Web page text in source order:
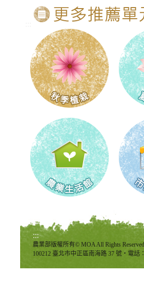
:::
農業部版權所有© MOA All Rights Reserved
100212 臺北市中正區南海路 37 號‧電話